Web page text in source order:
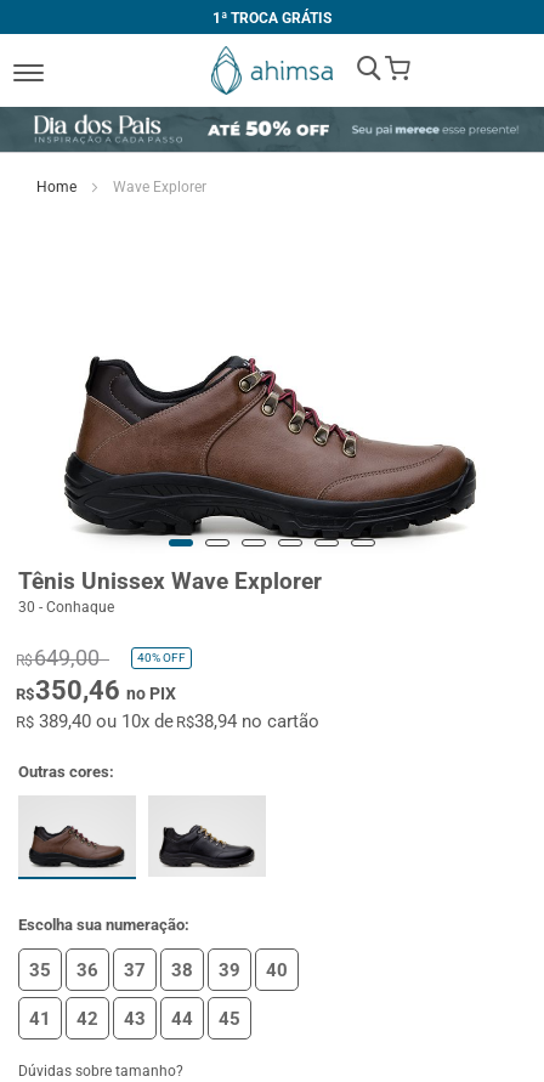
1ª TROCA GRÁTIS
My Cart
Home Wave Explorer
Tênis Unissex Wave Explorer
30 - Conhaque
R$649,00 40%OFF
R$350,46 no PIX
R$ 389,40 ou 10x deR$38,94 no cartão
Outras cores:
Escolha sua numeração:
35 36 37 38 39 40
41 42 43 44 45
Dúvidas sobre tamanho?